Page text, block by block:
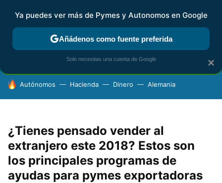
FISCALIDAD Y CONTABILIDAD KIT DIGITAL RENTA
HOY SE HABLA DE
Autónomos Hacienda Dinero Alemania
¿Tienes pensado vender al
extranjero este 2018? Estos son
los principales programas de
ayudas para pymes exportadoras
×
Ya puedes ver más de Pymes y Autonomos en Google
Añádenos como fuente preferida
Solo necesitas una cuenta de Google